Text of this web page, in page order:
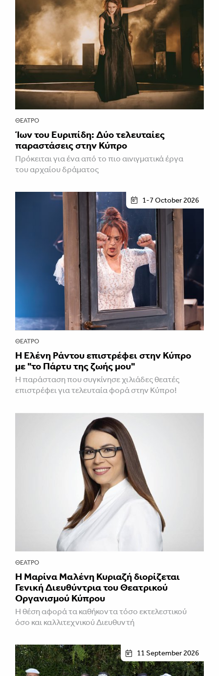
ΘΈΑΤΡΟ
Ίων του Ευριπίδη: Δύο τελευταίες
παραστάσεις στην Κύπρο
Πρόκειται για ένα από το πιο αινιγματικά έργα
του αρχαίου δράματος
1-7 October 2026
ΘΈΑΤΡΟ
H Ελένη Ράντου επιστρέφει στην Κύπρο
με "το Πάρτυ της ζωής μου"
Η παράσταση που συγκίνησε χιλιάδες θεατές
επιστρέφει για τελευταία φορά στην Κύπρο!
ΘΈΑΤΡΟ
Η Μαρίνα Μαλένη Κυριαζή διορίζεται
Γενική Διευθύντρια του Θεατρικού
Οργανισμού Κύπρου
Η θέση αφορά τα καθήκοντα τόσο εκτελεστικού
όσο και καλλιτεχνικού Διευθυντή
11 September 2026